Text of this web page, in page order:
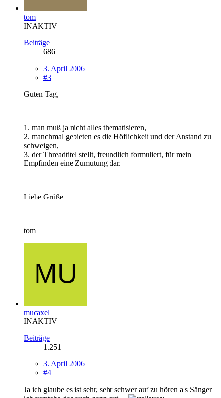
tom
INAKTIV
Beiträge
686
3. April 2006
#3
Guten Tag,
1. man muß ja nicht alles thematisieren,
2. manchmal gebieten es die Höflichkeit und der Anstand zu
schweigen,
3. der Threadtitel stellt, freundlich formuliert, für mein
Empfinden eine Zumutung dar.
Liebe Grüße
tom
mucaxel
INAKTIV
Beiträge
1.251
3. April 2006
#4
Ja ich glaube es ist sehr, sehr schwer auf zu hören als Sänger